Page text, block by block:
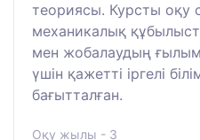
теориясы. Курсты оқу
механикалық
мен жобалаудың
үшін қажетті іргелі
бағытталған.
Оқу жылы - 3